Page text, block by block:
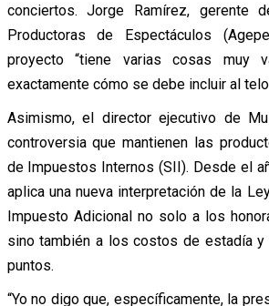
conciertos. Jorge Ramírez, gerente
Productoras de Espectáculos
proyecto “tiene varias cosas muy
exactamente cómo se debe incluir al
Asimismo, el director ejecutivo de
controversia que mantienen las
de Impuestos Internos (SII). Desde el
aplica una nueva interpretación de la
Impuesto Adicional no solo a los
sino también a los costos de estadía y
puntos.
“Yo no digo que, específicamente, la